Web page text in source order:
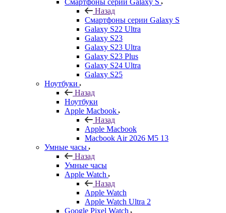
Смартфоны серии Galaxy S
Назад
Смартфоны серии Galaxy S
Galaxy S22 Ultra
Galaxy S23
Galaxy S23 Ultra
Galaxy S23 Plus
Galaxy S24 Ultra
Galaxy S25
Ноутбуки
Назад
Ноутбуки
Apple Macbook
Назад
Apple Macbook
Macbook Air 2026 M5 13
Умные часы
Назад
Умные часы
Apple Watch
Назад
Apple Watch
Apple Watch Ultra 2
Google Pixel Watch